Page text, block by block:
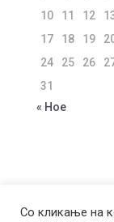
10
11 12
17
18 19
24
25 26
31
« Ное
Со кликање на